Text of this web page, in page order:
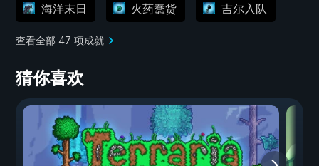
海洋末日 火药蠢货 吉尔入队
查看全部 47 项成就
猜你喜欢